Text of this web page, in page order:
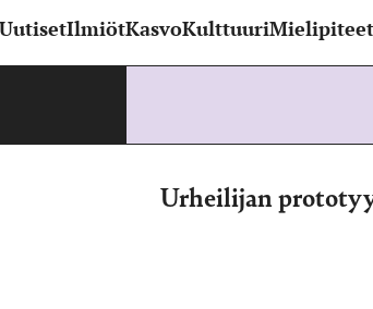
IlmiötKasvoKulttuuriMielipiteet
Urheilijan